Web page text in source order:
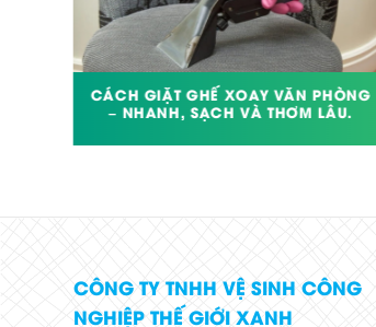
CÁCH GIẶT GHẾ XOAY VĂN PHÒNG
– NHANH, SẠCH VÀ THƠM LÂU.
CÔNG TY TNHH VỆ SINH CÔNG
NGHIỆP THẾ GIỚI XANH